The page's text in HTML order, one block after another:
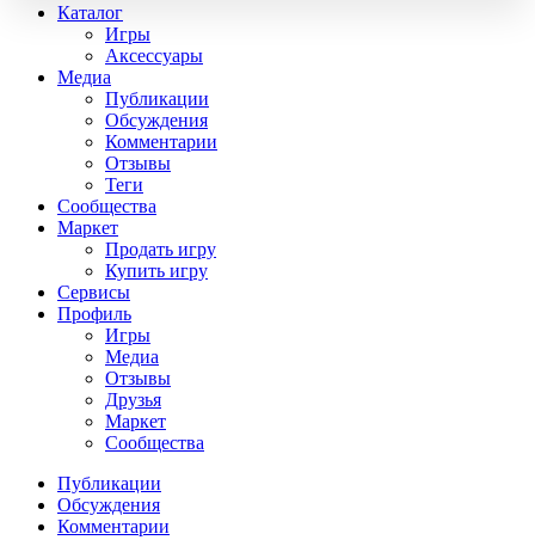
Каталог
Игры
Аксессуары
Медиа
Публикации
Обсуждения
Комментарии
Отзывы
Теги
Сообщества
Маркет
Продать игру
Купить игру
Сервисы
Профиль
Игры
Медиа
Отзывы
Друзья
Маркет
Сообщества
Публикации
Обсуждения
Комментарии